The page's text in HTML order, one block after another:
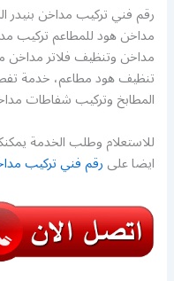
رقم فني تركيب مداخن
مداخن هود للمطاعم تركيب
مداخن وتنظيف فلاتر مداخن
تنظيف هود مطاعم، خدمة
المطابخ وتركيب شفاطات
للاستعلام وطلب الخدمة
ايضا علىرقم فني تركيب